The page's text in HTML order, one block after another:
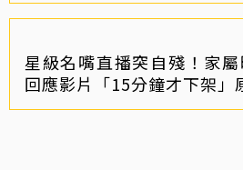
星級名嘴直播突自殘！家
回應影片「15分鐘才下架」